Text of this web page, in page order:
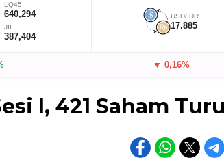
LQ45
640,294
JII
387,404
USD/IDR
17.885
▼ 0,16%
I, 421 Saham